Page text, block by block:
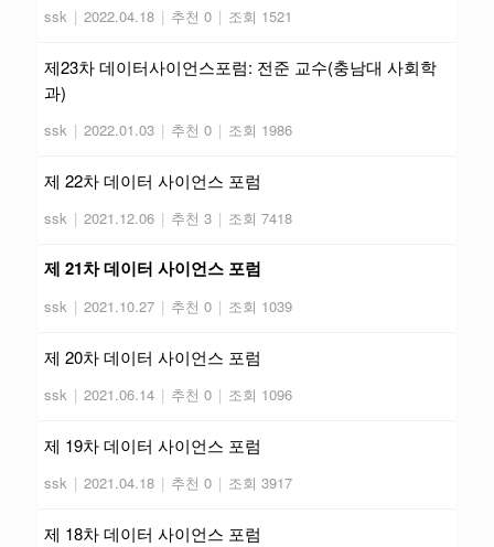
ssk | 2022.04.18 | 추천 0 | 조회 1521
제23차 데이터사이언스포럼: 전준 교수(충남대 사회학
과)
ssk | 2022.01.03 | 추천 0 | 조회 1986
제 22차 데이터 사이언스 포럼
ssk | 2021.12.06 | 추천 3 | 조회 7418
제 21차 데이터 사이언스 포럼
ssk | 2021.10.27 | 추천 0 | 조회 1039
제 20차 데이터 사이언스 포럼
ssk | 2021.06.14 | 추천 0 | 조회 1096
제 19차 데이터 사이언스 포럼
ssk | 2021.04.18 | 추천 0 | 조회 3917
제 18차 데이터 사이언스 포럼